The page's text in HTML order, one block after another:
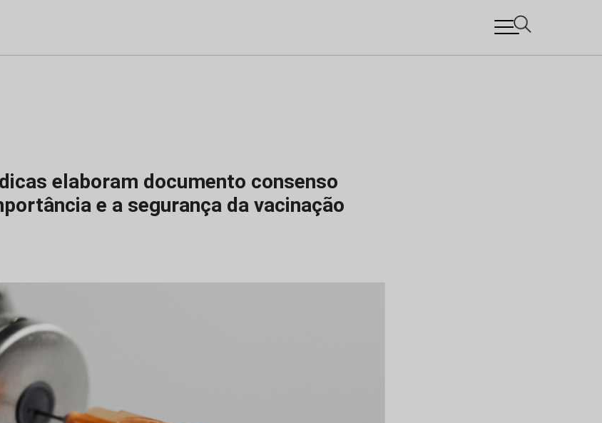
elaboram documento consenso
e a segurança da vacinação